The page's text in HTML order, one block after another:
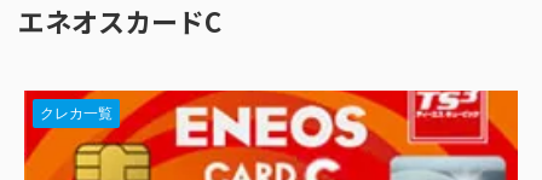
エネオスカードC
クレカ一覧